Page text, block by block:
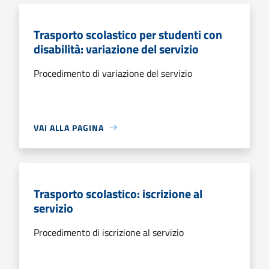
Trasporto scolastico per studenti con
disabilità: variazione del servizio
Procedimento di variazione del servizio
VAI ALLA PAGINA
Trasporto scolastico: iscrizione al
servizio
Procedimento di iscrizione al servizio